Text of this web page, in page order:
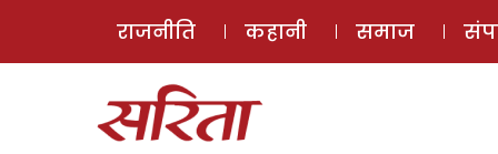
राजनीति कहानी समाज